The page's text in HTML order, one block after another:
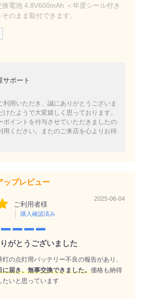
電池 4.8V600mAh ＜年度シール付き
のまま取付できます。
サポート
利用いただき、誠にありがとうございま
けたようで大変嬉しく思っております。
ポイントを付与させていただきましたの
用ください。またのご来店を心よりお待
ップレビュー
ご利用者様
購入確認済み
2025-06-04
がとうございました
の点灯用バッテリー不良の報告があり、
に届き、無事交換できました。価格も納得
いと思っています